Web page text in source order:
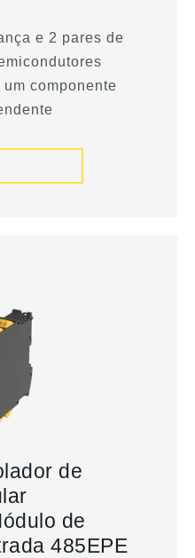
e 2 pares de
componente
de
de
485EPE